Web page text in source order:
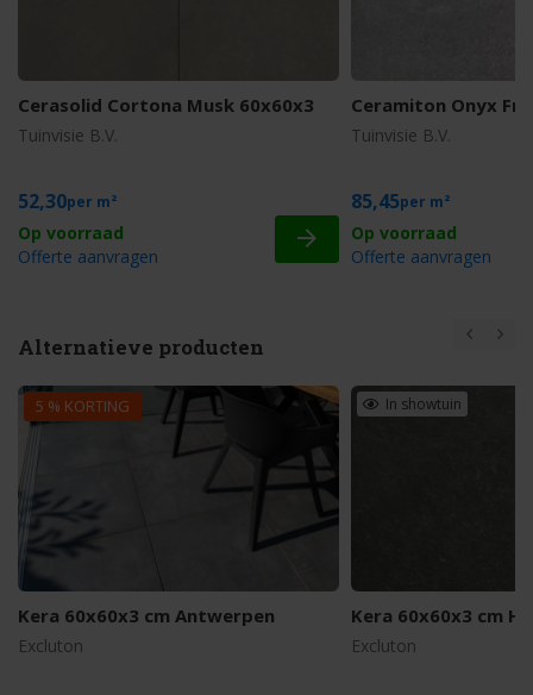
Cerasolid Cortona Musk 60x60x3
Tuinvisie B.V.
52,30 m²
Offerte aanvragen
Ceramiton Onyx
Tuinvisie B.V.
85,45 m²
Offerte aanvragen
Alternatieve producten
5 % KORTING
Kera 60x60x3 cm Antwerpen
Excluton
In showtuin
Kera 60x60x3 cm
Excluton